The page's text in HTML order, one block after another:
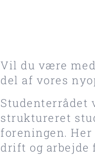
Vil du være
del af vores
Studenterrådet
struktureret
foreningen.
drift og arbejde